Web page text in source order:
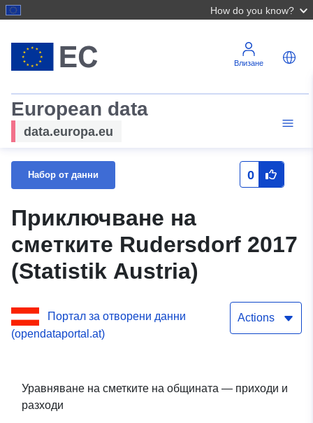
How do you know?
Влизане
European data
data.europa.eu
Набор от данни 0
Приключване на
сметките Rudersdorf 2017
(Statistik Austria)
Портал за отворени данни
(opendataportal.at)
Actions
Уравняване на сметките на общината — приходи и
разходи